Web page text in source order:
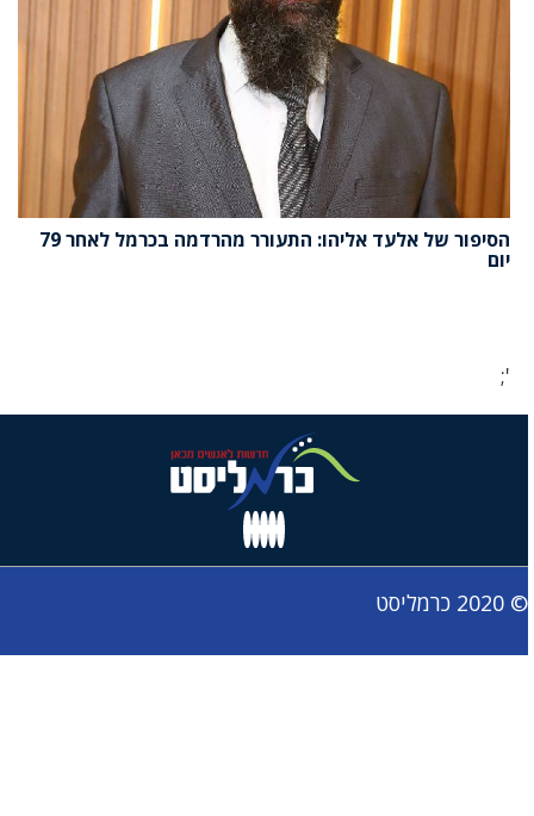
הסיפור של אלעד אליהו: התעורר מהרדמה בכרמל לאחר 79
יום
';
© 2020 כרמליסט